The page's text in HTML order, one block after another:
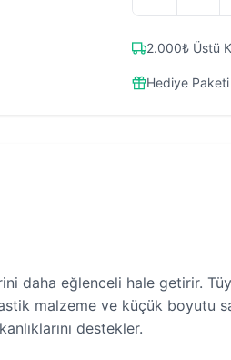
2.000₺ Üstü
Hediye Paketi
daha eğlenceli hale getirir.
malzeme ve küçük boyutu
destekler.